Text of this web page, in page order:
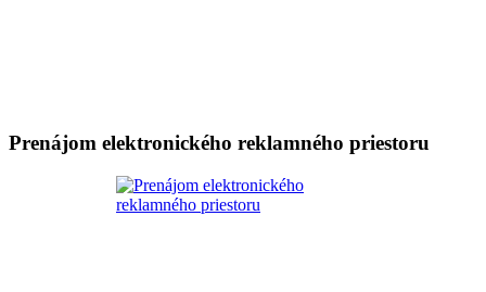
Prenájom elektronického reklamného priestoru